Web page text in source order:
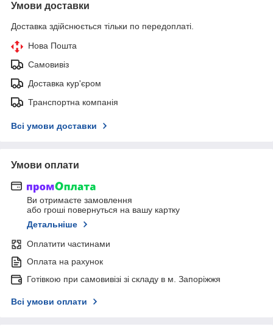
Умови доставки
Доставка здійснюється тільки по передоплаті.
Нова Пошта
Самовивіз
Доставка кур'єром
Транспортна компанія
Всі умови доставки
Умови оплати
Ви отримаєте замовлення
або гроші повернуться на вашу картку
Детальніше
Оплатити частинами
Оплата на рахунок
Готівкою при самовивізі зі складу в м. Запоріжжя
Всі умови оплати